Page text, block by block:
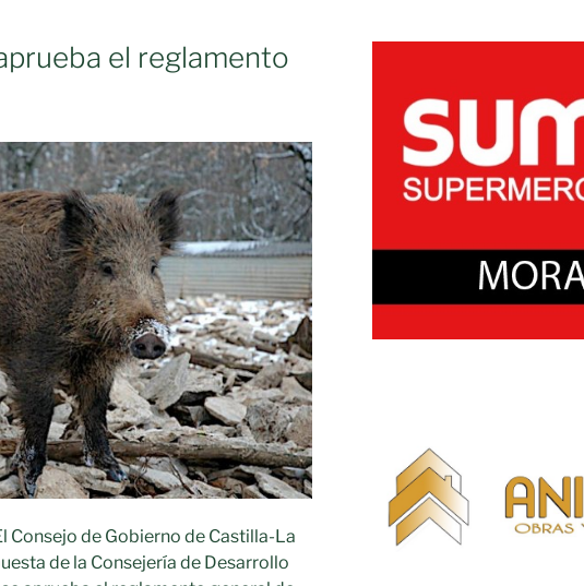
el reglamento
Consejo de Gobierno de Castilla-La
de la Consejería de Desarrollo